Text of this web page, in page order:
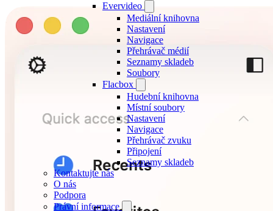
Evervideo
Mediální knihovna
Nastavení
Navigace
Přehrávač médií
Seznamy skladeb
Soubory
Flacbox
Hudební knihovna
Místní soubory
Nastavení
Navigace
Přehrávač zvuku
Připojení
Seznamy skladeb
Kontaktujte nás
O nás
Podpora
Právní informace